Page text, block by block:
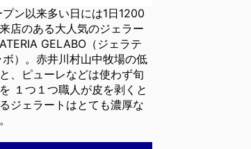
ン以来多い日には1日1200
店のある大人気のジェラー
GELABO（ジェラテ
ボ）。赤井川村山中牧場の低
、ピューレなどは使わず旬
１つ１つ職人が皮を剥くと
ジェラートはとても濃厚な